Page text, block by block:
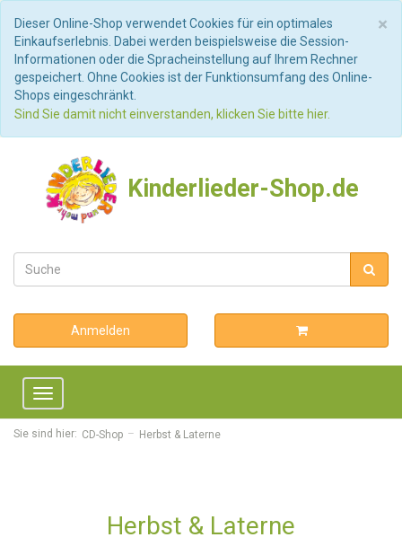
×
Dieser Online-Shop verwendet Cookies für ein optimales
Einkaufserlebnis. Dabei werden beispielsweise die Session-
Informationen oder die Spracheinstellung auf Ihrem Rechner
gespeichert. Ohne Cookies ist der Funktionsumfang des Online-
Shops eingeschränkt.
Sind Sie damit nicht einverstanden, klicken Sie bitte hier.
Kinderlieder-Shop.de
Anmelden
Toggle
navigation
Sie sind hier: CD-Shop Herbst & Laterne
Herbst & Laterne